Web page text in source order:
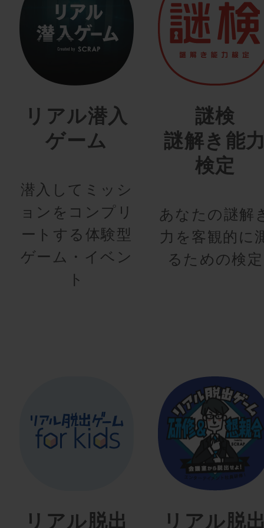
リアル潜入
ゲーム
潜入してミッシ
ョンをコンプリ
ートする体験型
ゲーム・イベン
ト
謎検
謎解き能
検定
あなたの謎解
力を客観的に
るための検定
リアル脱出 リアル脱